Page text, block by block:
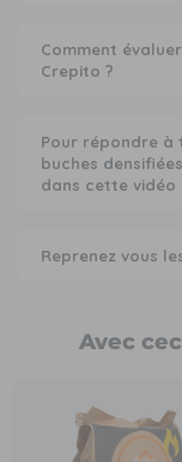
Comment
Crepito ?
Pour répondre à
buches
dans cette vidéo
Reprenez vous
Avec